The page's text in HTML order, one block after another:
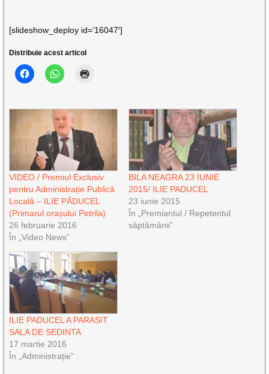
[slideshow_deploy id=’16047′]
Distribuie acest articol
VIDEO / Premiul Exclusiv
pentru Administrație Publică
Locală – ILIE PĂDUCEL
(Primarul orașului Petrila)
26 februarie 2016
În „Video News”
BILA NEAGRA 23 IUNIE
2015/ ILIE PADUCEL
23 iunie 2015
În „Premiantul / Repetentul
săptămânii”
ILIE PADUCEL A PARASIT
SALA DE SEDINTA
17 martie 2016
În „Administrație”